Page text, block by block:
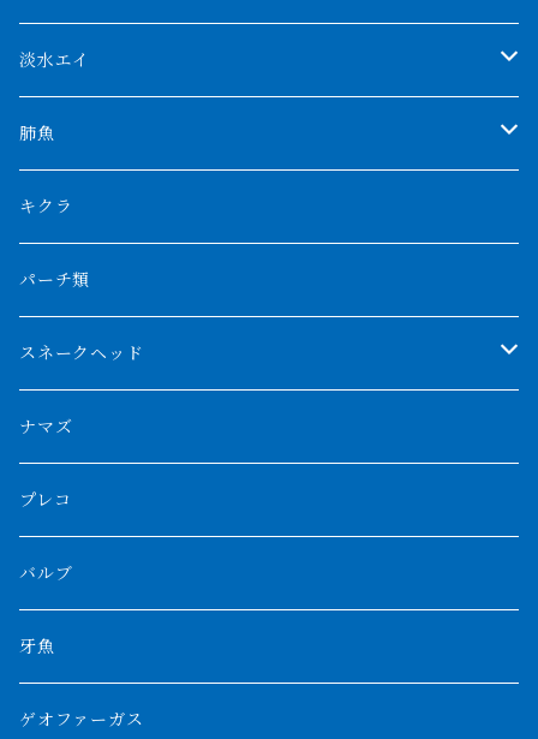
AGUS スーパーレッドF4
特殊アロワナ
厳選 過背金龍
フルゴールデンクロスバック
ブルーベースクロスバック
BILLY-KENオリジナルブランド紅龍
チョッパーレッド
ブルレッド
その他アジアアロワナ
特殊個体
紅龍
シルバーアロワナ
ブラックアロワナ
ノーザンバラムンディ
その他アロワナ
特殊ダトニオ
ダトニオプラスワン
リアルバンド
フォークバンド
フォーバータイガー
メニーバータイガー
ニューギニアダトニオ
モンスターポリプ
特殊ポリプ
プラチナ個体
ショート個体
ハイブリッドポリプ
エンドリケリー
ギニア
ナイジェリア
ナイルビチャー
ナポレオンビチャー
バロ川
ビキールビキール
トゥルカナ湖
オモ川
タンガニーカビチャー
アンソルギー
コウロントン
ラプラディ
淡水エイ
シナガワダイヤ
ダイヤモンドポルカ
クロコダイル
その他淡水エイ
肺魚
ネオケラ
その他肺魚
キクラ
パーチ類
スネークヘッド
チャンナバルカ
大型スネークヘッド
中型スネークヘッド
小型スネークヘッド
ナマズ
プレコ
バルブ
牙魚
ゲオファーガス